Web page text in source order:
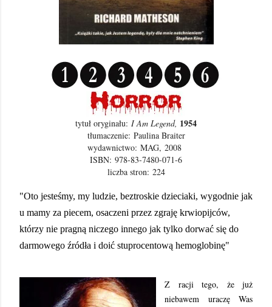
tytuł oryginału: I Am Legend, 1954
tłumaczenie: Paulina Braiter
wydawnictwo: MAG, 2008
ISBN: 978-83-7480-071-6
liczba stron: 224
"Oto jesteśmy, my ludzie, beztroskie dzieciaki, wygodnie jak
u mamy za piecem, osaczeni przez zgraję krwiopijców,
którzy nie pragną niczego innego jak tylko dorwać się do
darmowego źródła i doić stuprocentową hemoglobinę"
Z racji tego, że już
niebawem uraczę Was